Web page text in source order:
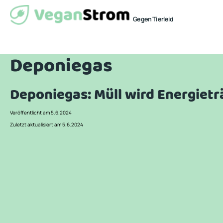
Gegen Tierleid
Deponiegas
Deponiegas: Müll wird
Veröffentlicht am 5.6.2024
Zuletzt aktualisiert am 5.6.2024